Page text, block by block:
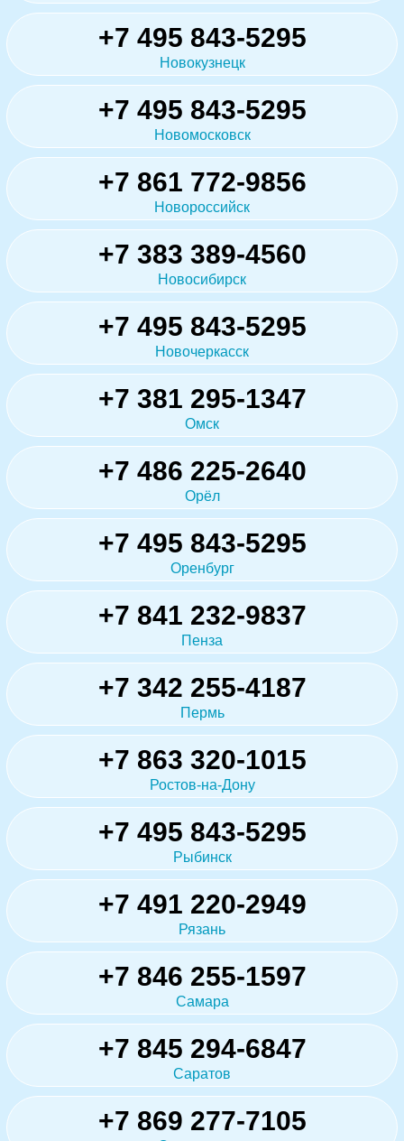
+7 495 843-5295
Новокузнецк
+7 495 843-5295
Новомосковск
+7 861 772-9856
Новороссийск
+7 383 389-4560
Новосибирск
+7 495 843-5295
Новочеркасск
+7 381 295-1347
Омск
+7 486 225-2640
Орёл
+7 495 843-5295
Оренбург
+7 841 232-9837
Пенза
+7 342 255-4187
Пермь
+7 863 320-1015
Ростов-на-Дону
+7 495 843-5295
Рыбинск
+7 491 220-2949
Рязань
+7 846 255-1597
Самара
+7 845 294-6847
Саратов
+7 869 277-7105